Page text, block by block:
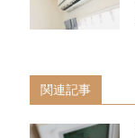
関連記事